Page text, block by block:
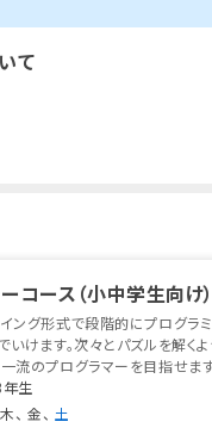
て
コース（小中学生向け）
ング形式で段階的にプログラ
いけます。次々とパズルを解く
流のプログラマーを目指せます
生
木 金
土